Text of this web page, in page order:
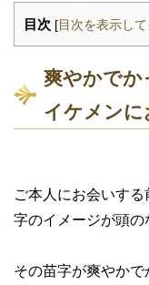
目次 [ 目次を表示し
爽やかでか
イケメンに
ご本人にお会いす
字のイメージが頭の
その苗字が爽やか